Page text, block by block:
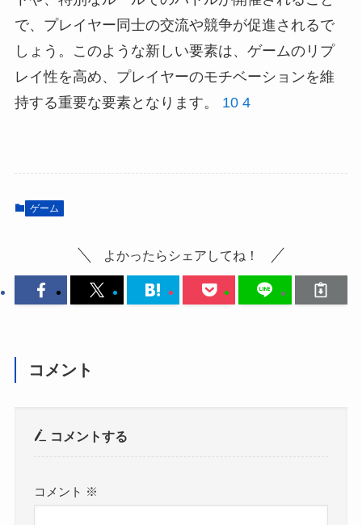
で、プレイヤー同士の交流や競争が促進されるで
しょう。このような新しい要素は、ゲームのリプ
レイ性を高め、プレイヤーのモチベーションを維
持する重要な要素となります。 10 4
ゲーム
よかったらシェアしてね！
コメント
コメントする
コメント ※